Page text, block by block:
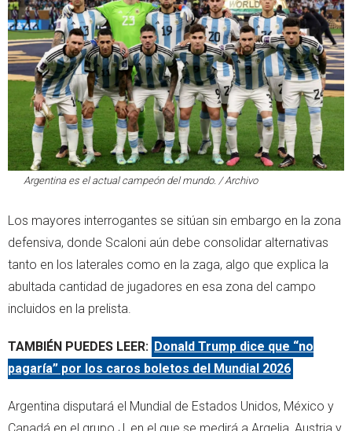
Argentina es el actual campeón del mundo. / Archivo
Los mayores interrogantes se sitúan sin embargo en la zona
defensiva, donde Scaloni aún debe consolidar alternativas
tanto en los laterales como en la zaga, algo que explica la
abultada cantidad de jugadores en esa zona del campo
incluidos en la prelista.
TAMBIÉN PUEDES LEER: Donald Trump dice que “no
pagaría” por los caros boletos del Mundial 2026
Argentina disputará el Mundial de Estados Unidos, México y